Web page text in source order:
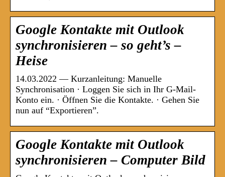
Google Kontakte mit Outlook
synchronisieren – so geht’s –
Heise
14.03.2022 — Kurzanleitung: Manuelle
Synchronisation · Loggen Sie sich in Ihr G-Mail-
Konto ein. · Öffnen Sie die Kontakte. · Gehen Sie
nun auf “Exportieren”.
Google Kontakte mit Outlook
synchronisieren – Computer Bild